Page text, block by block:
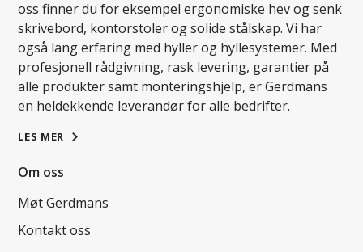
oss finner du for eksempel ergonomiske hev og senk
skrivebord, kontorstoler og solide stålskap. Vi har
også lang erfaring med hyller og hyllesystemer. Med
profesjonell rådgivning, rask levering, garantier på
alle produkter samt monteringshjelp, er Gerdmans
en heldekkende leverandør for alle bedrifter.
LES MER
Om oss
Møt Gerdmans
Kontakt oss